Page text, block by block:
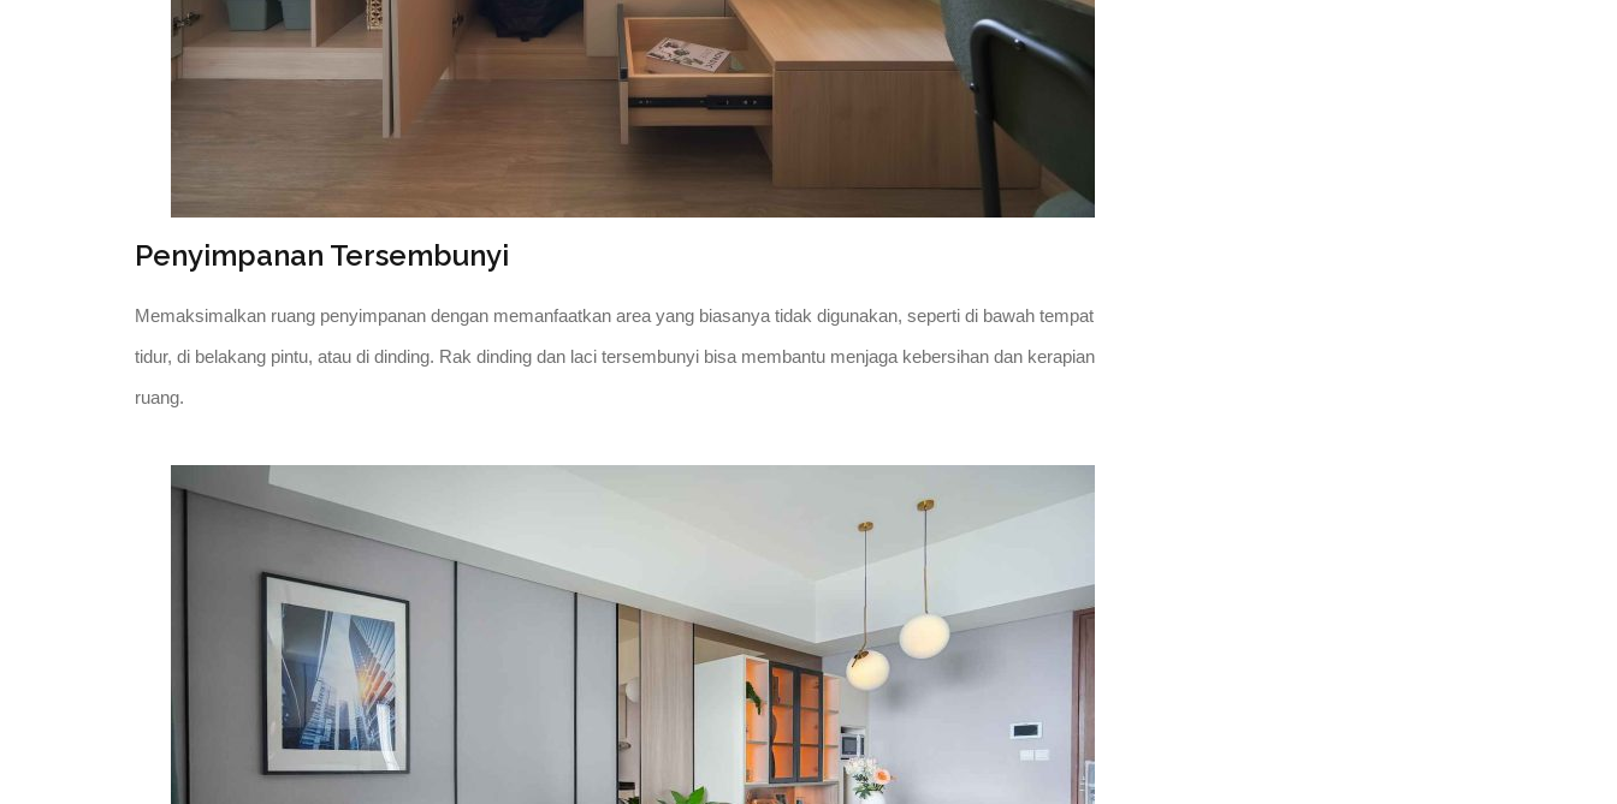
Penyimpanan Tersembunyi
Memaksimalkan ruang penyimpanan dengan memanfaatkan area yang biasanya tidak digunakan, seperti di bawah tempat
tidur, di belakang pintu, atau di dinding. Rak dinding dan laci tersembunyi bisa membantu menjaga kebersihan dan kerapian
ruang.